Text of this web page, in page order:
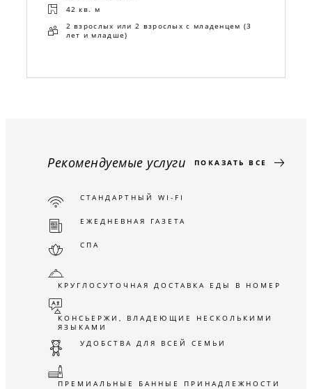
42 кв. м
2 взрослых или 2 взрослых с младенцем (3
лет и младше)
Рекомендуемые услуги ПОКАЗАТЬ ВСЕ
СТАНДАРТНЫЙ WI-FI
ЕЖЕДНЕВНАЯ ГАЗЕТА
СПА
КРУГЛОСУТОЧНАЯ ДОСТАВКА ЕДЫ В НОМЕР
КОНСЬЕРЖИ, ВЛАДЕЮЩИЕ НЕСКОЛЬКИМИ
ЯЗЫКАМИ
УДОБСТВА ДЛЯ ВСЕЙ СЕМЬИ
ПРЕМИАЛЬНЫЕ БАННЫЕ ПРИНАДЛЕЖНОСТИ